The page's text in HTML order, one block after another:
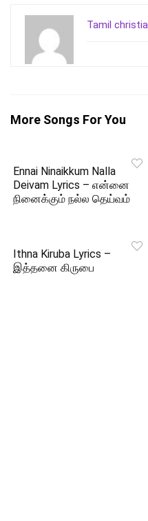
Tamil
More Songs For You
Ennai Ninaikkum Nalla
Deivam Lyrics – என்னை
நினைக்கும் நல்ல தெய்வம்
Ithna Kiruba Lyrics –
இத்தனை கிருபை